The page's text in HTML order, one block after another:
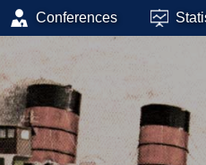
Conferences